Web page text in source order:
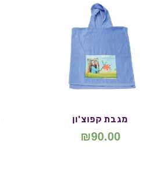
מגבת קפוצ'ון
₪90.00